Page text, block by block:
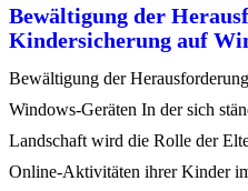
Bewältigung der
Kindersicherung auf
Bewältigung der
Windows-Geräten In der sich
Landschaft wird die Rolle der
Online-Aktivitäten ihrer Kinder